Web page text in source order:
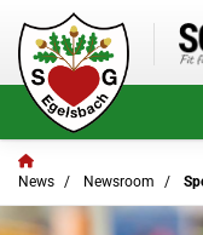
News Newsroom